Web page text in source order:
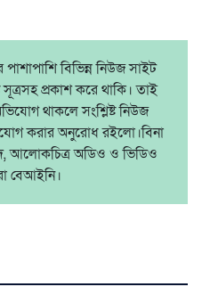
বিভিন্ন নিউজ সাইট
সূত্রসহ প্রকাশ করে থাকি। তাই
থাকলে সংশ্লিষ্ট নিউজ
করার অনুরোধ রইলো।বিনা
আলোকচিত্র অডিও ও ভিডিও
বেআইনি।